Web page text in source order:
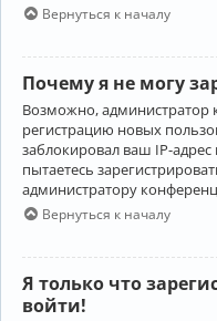
Вернуться к началу
Почему я не могу
Возможно,
регистрацию новых
заблокировал ваш IP-
пытаетесь
администратору
Вернуться к началу
Я только что
войти!